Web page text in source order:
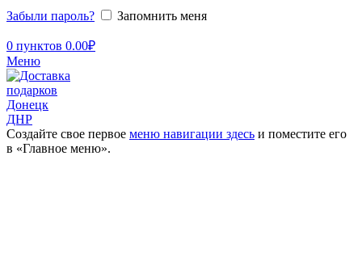
Забыли пароль? Запомнить меня
0 пунктов 0.00₽
Меню
Создайте свое первое меню навигации здесь и поместите его
в «Главное меню».